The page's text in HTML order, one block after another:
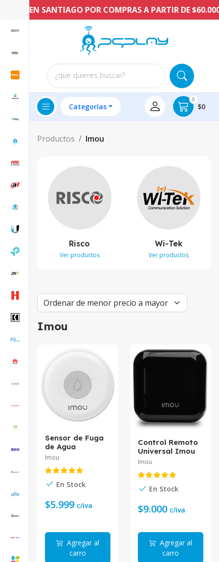
EN SANTIAGO POR COMPRAS A PARTIR DE $60.000
¿que quieres buscar?
Categorías
0
$0
Productos Imou
Risco
Ver productos
Wi-Tek
Ver productos
Imou
Sensor de Fuga
de Agua
Inalámbrico
inundación
ajustable
Imou
En Stock
$5.999 c/iva
Agregar al
carro
Control Remoto
Universal Imou
IR1
Imou
En Stock
$9.000 c/iva
Agregar al
carro